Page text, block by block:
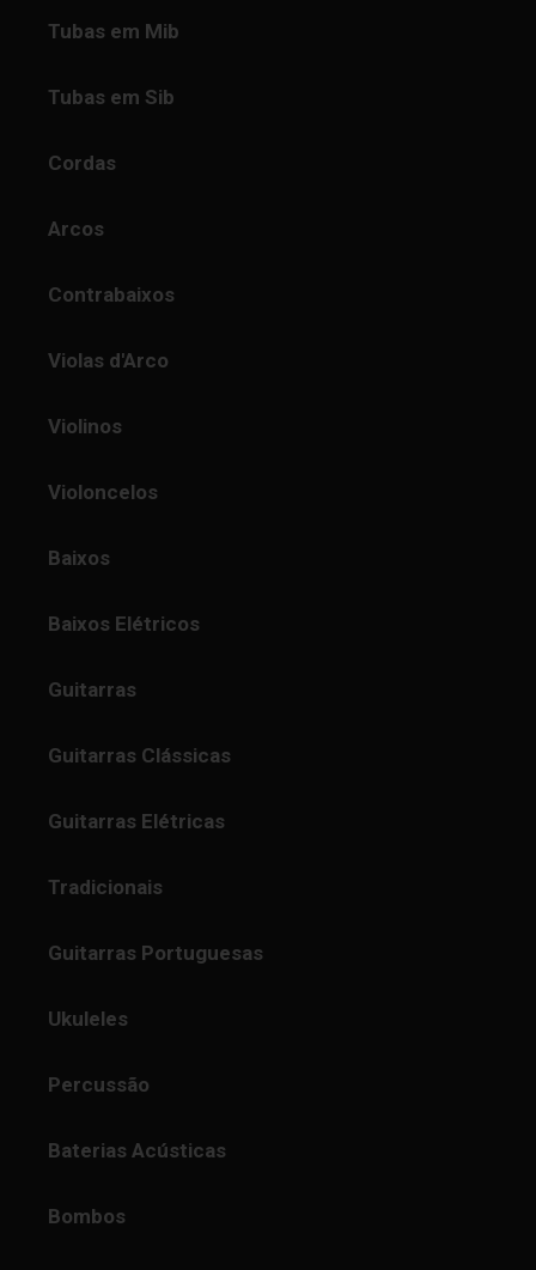
Tubas em Mib
Tubas em Sib
Cordas
Arcos
Contrabaixos
Violas d'Arco
Violinos
Violoncelos
Baixos
Baixos Elétricos
Guitarras
Guitarras Clássicas
Guitarras Elétricas
Tradicionais
Guitarras Portuguesas
Ukuleles
Percussão
Baterias Acústicas
Bombos